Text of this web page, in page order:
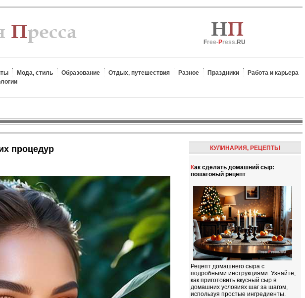
Free-Press.RU
Мода, стиль Образование Отдых, путешествия Разное Праздники
Работа и карьера
процедур КУЛИНАРИЯ, РЕЦЕПТЫ
Как сделать домашний сыр:
пошаговый рецепт
Рецепт домашнего сыра с
подробными инструкциями. Узнайте,
как приготовить вкусный сыр в
домашних условиях шаг за шагом,
используя простые ингредиенты.